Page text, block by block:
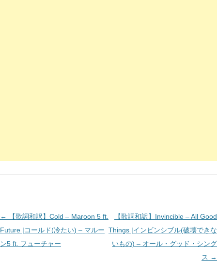
投
稿
ナ
←
【歌詞和訳】Cold – Maroon 5 ft.
Future |コールド(冷たい) – マルー
ン5 ft. フューチャー
【歌詞和訳】Invincible – All Good
Things |インビンシブル(破壊できな
いもの) – オール・グッド・シング
ス →